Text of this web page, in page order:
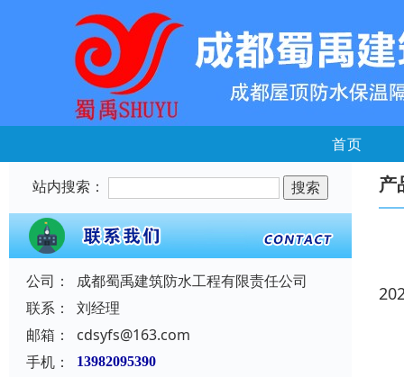
首页
站内搜索：
公司：
成都蜀禹建筑防水工程有限责任公司
联系：
刘经理
邮箱：
cdsyfs@163.com
手机：
13982095390
产